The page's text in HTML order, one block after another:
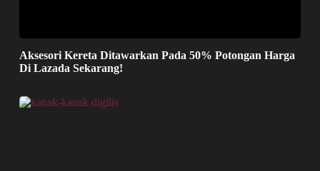
Aksesori Kereta Ditawarkan Pada 50% Potongan Harga
Di Lazada Sekarang!